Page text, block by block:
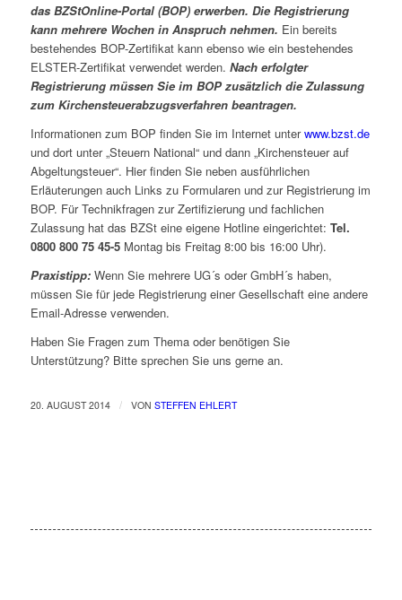
das BZStOnline-Portal (BOP) erwerben. Die Registrierung
kann mehrere Wochen in Anspruch nehmen. Ein bereits
bestehendes BOP-Zertifikat kann ebenso wie ein bestehendes
ELSTER-Zertifikat verwendet werden. Nach erfolgter
Registrierung müssen Sie im BOP zusätzlich die Zulassung
zum Kirchensteuerabzugsverfahren beantragen.
Informationen zum BOP finden Sie im Internet unterwww.bzst.de
und dort unter „Steuern National“ und dann „Kirchensteuer auf
Abgeltungsteuer“. Hier finden Sie neben ausführlichen
Erläuterungen auch Links zu Formularen und zur Registrierung im
BOP. Für Technikfragen zur Zertifizierung und fachlichen
Zulassung hat das BZSt eine eigene Hotline eingerichtet: Tel.
0800 800 75 45-5 Montag bis Freitag 8:00 bis 16:00 Uhr).
Praxistipp:Wenn Sie mehrere UG´s oder GmbH´s haben,
müssen Sie für jede Registrierung einer Gesellschaft eine andere
Email-Adresse verwenden.
Haben Sie Fragen zum Thema oder benötigen Sie
Unterstützung? Bitte sprechen Sie uns gerne an.
20. AUGUST 2014 / VON STEFFEN EHLERT